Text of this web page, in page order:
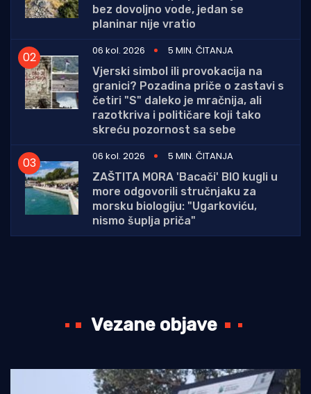
bez dovoljno vode, jedan se
planinar nije vratio
06 kol. 2026
5 MIN. ČITANJA
Vjerski simbol ili provokacija na
granici? Pozadina priče o zastavi s
četiri "S" daleko je mračnija, ali
razotkriva i političare koji tako
skreću pozornost sa sebe
06 kol. 2026
5 MIN. ČITANJA
ZAŠTITA MORA 'Bacači' BIO kugli u
more odgovorili stručnjaku za
morsku biologiju: "Ugarkoviću,
nismo šuplja priča"
Vezane objave